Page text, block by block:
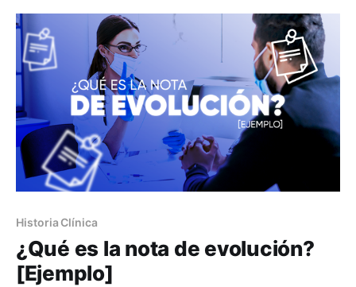
paciente y los detalles de una consulta médica.
Historia Clínica
¿Qué es la nota de evolución?
[Ejemplo]